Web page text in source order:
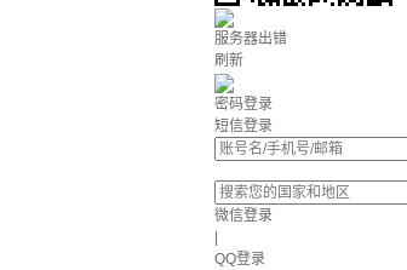
服务器出错
刷新
密码登录
短信登录
微信登录
QQ登录